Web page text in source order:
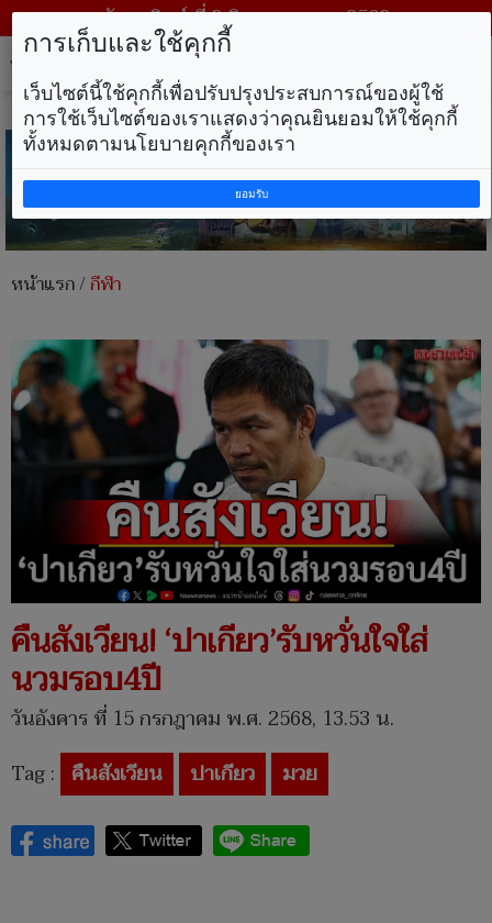
วันอาทิตย์ ที่ 9 สิงหาคม พ.ศ. 2569
หน้าแรก/กีฬา
คืนสังเวียน! ‘ปาเกียว’รับหวั่นใจใส่
นวมรอบ4ปี
วันอังคาร ที่ 15 กรกฎาคม พ.ศ. 2568, 13.53 น.
Tag : คืนสังเวียน ปาเกียว มวย
การเก็บและใช้คุกกี้
เว็บไซต์นี้ใช้คุกกี้เพื่อปรับปรุงประสบการณ์ของผู้ใช้
การใช้เว็บไซต์ของเราแสดงว่าคุณยินยอมให้ใช้คุกกี้
ทั้งหมดตามนโยบายคุกกี้ของเรา
ยอมรับ